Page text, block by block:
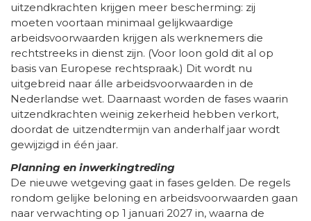
uitzendkrachten krijgen meer bescherming: zij
moeten voortaan minimaal gelijkwaardige
arbeidsvoorwaarden krijgen als werknemers die
rechtstreeks in dienst zijn. (Voor loon gold dit al op
basis van Europese rechtspraak.) Dit wordt nu
uitgebreid naar álle arbeidsvoorwaarden in de
Nederlandse wet. Daarnaast worden de fases waarin
uitzendkrachten weinig zekerheid hebben verkort,
doordat de uitzendtermijn van anderhalf jaar wordt
gewijzigd in één jaar.
Planning en inwerkingtreding
De nieuwe wetgeving gaat in fases gelden. De regels
rondom gelijke beloning en arbeidsvoorwaarden gaan
naar verwachting op 1 januari 2027 in, waarna de